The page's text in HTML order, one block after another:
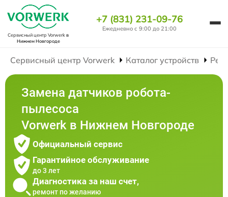
Сервисный центр Vorwerkв
Нижнем Новгороде
+7 (831) 231-09-76
Ежедневно с 9:00 до 21:00
Сервисный центр Vorwerk Каталог устройств
Замена датчиков робота-
пылесоса
Vorwerk в Нижнем Новгороде
Официальный сервис
Гарантийное обслуживание
до 3 лет
Диагностика за наш счет,
ремонт по желанию